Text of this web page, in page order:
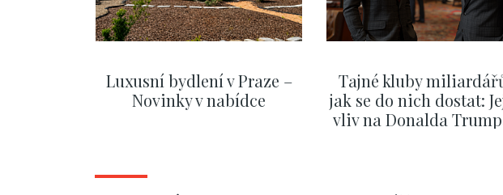
Luxusní bydlení v Praze –
Novinky v nabídce
Tajné kluby
jak se do nich dostat:
vliv na Donalda